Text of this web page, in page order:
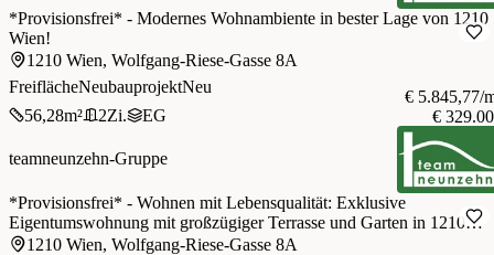
*Provisionsfrei* - Modernes Wohnambiente in bester Lage von 1210
Wien!
1210 Wien, Wolfgang-Riese-Gasse 8A
FreiflächeNeubauprojektNeu
56,28m² 2Zi. EG
€ 5.845,77/
€
teamneunzehn-Gruppe
*Provisionsfrei* - Wohnen mit Lebensqualität: Exklusive
Eigentumswohnung mit großzügiger Terrasse und Garten in 1210
Wien!
1210 Wien, Wolfgang-Riese-Gasse 8A